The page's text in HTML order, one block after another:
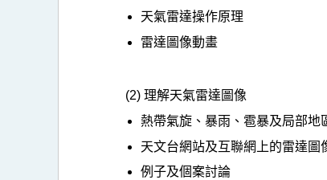
天氣雷達操作原理
雷達圖像動畫
(2) 理解天氣雷達圖像
熱帶氣旋、暴雨、雹暴及局部地
天文台網站及互聯網上的雷達圖
例子及個案討論